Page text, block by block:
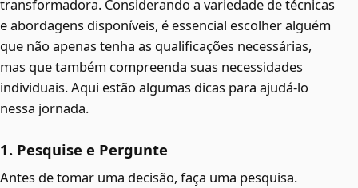
transformadora. Considerando a variedade de técnicas
e abordagens disponíveis, é essencial escolher alguém
que não apenas tenha as qualificações necessárias,
mas que também compreenda suas necessidades
individuais. Aqui estão algumas dicas para ajudá-lo
nessa jornada.
1. Pesquise e Pergunte
Antes de tomar uma decisão, faça uma pesquisa.